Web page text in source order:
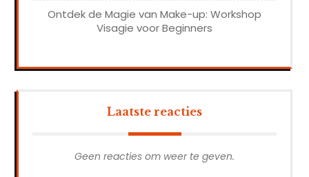
Ontdek de Magie van Make-up: Workshop
Visagie voor Beginners
Laatste reacties
Geen reacties om weer te geven.